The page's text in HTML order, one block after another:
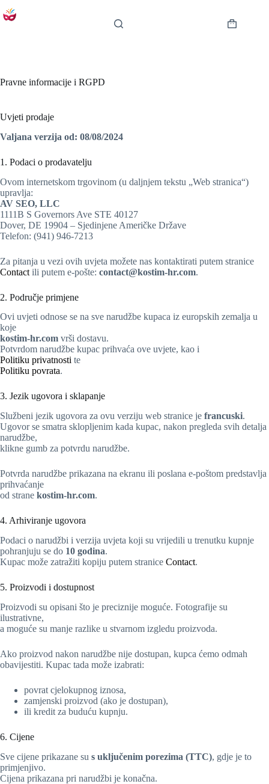
na
Košarica
Pravne informacije i RGPD
Uvjeti prodaje
Valjana verzija od: 08/08/2024
1. Podaci o prodavatelju
Ovom internetskom trgovinom (u daljnjem tekstu „Web stranica“)
upravlja:
AV SEO, LLC
1111B S Governors Ave STE 40127
Dover, DE 19904 – Sjedinjene Američke Države
Telefon: (941) 946-7213
Za pitanja u vezi ovih uvjeta možete nas kontaktirati putem stranice
Contact ili putem e-pošte: contact@kostim-hr.com.
2. Područje primjene
Ovi uvjeti odnose se na sve narudžbe kupaca iz europskih zemalja u
koje
kostim-hr.com vrši dostavu.
Potvrdom narudžbe kupac prihvaća ove uvjete, kao i
Politiku privatnosti te
Politiku povrata.
3. Jezik ugovora i sklapanje
Službeni jezik ugovora za ovu verziju web stranice je francuski.
Ugovor se smatra sklopljenim kada kupac, nakon pregleda svih detalja
narudžbe,
klikne gumb za potvrdu narudžbe.
Potvrda narudžbe prikazana na ekranu ili poslana e-poštom predstavlja
prihvaćanje
od strane kostim-hr.com.
4. Arhiviranje ugovora
Podaci o narudžbi i verzija uvjeta koji su vrijedili u trenutku kupnje
pohranjuju se do 10 godina.
Kupac može zatražiti kopiju putem stranice Contact.
5. Proizvodi i dostupnost
Proizvodi su opisani što je preciznije moguće. Fotografije su
ilustrativne,
a moguće su manje razlike u stvarnom izgledu proizvoda.
Ako proizvod nakon narudžbe nije dostupan, kupca ćemo odmah
obavijestiti. Kupac tada može izabrati:
povrat cjelokupnog iznosa,
zamjenski proizvod (ako je dostupan),
ili kredit za buduću kupnju.
6. Cijene
Sve cijene prikazane su s uključenim porezima (TTC), gdje je to
primjenjivo.
Cijena prikazana pri narudžbi je konačna.